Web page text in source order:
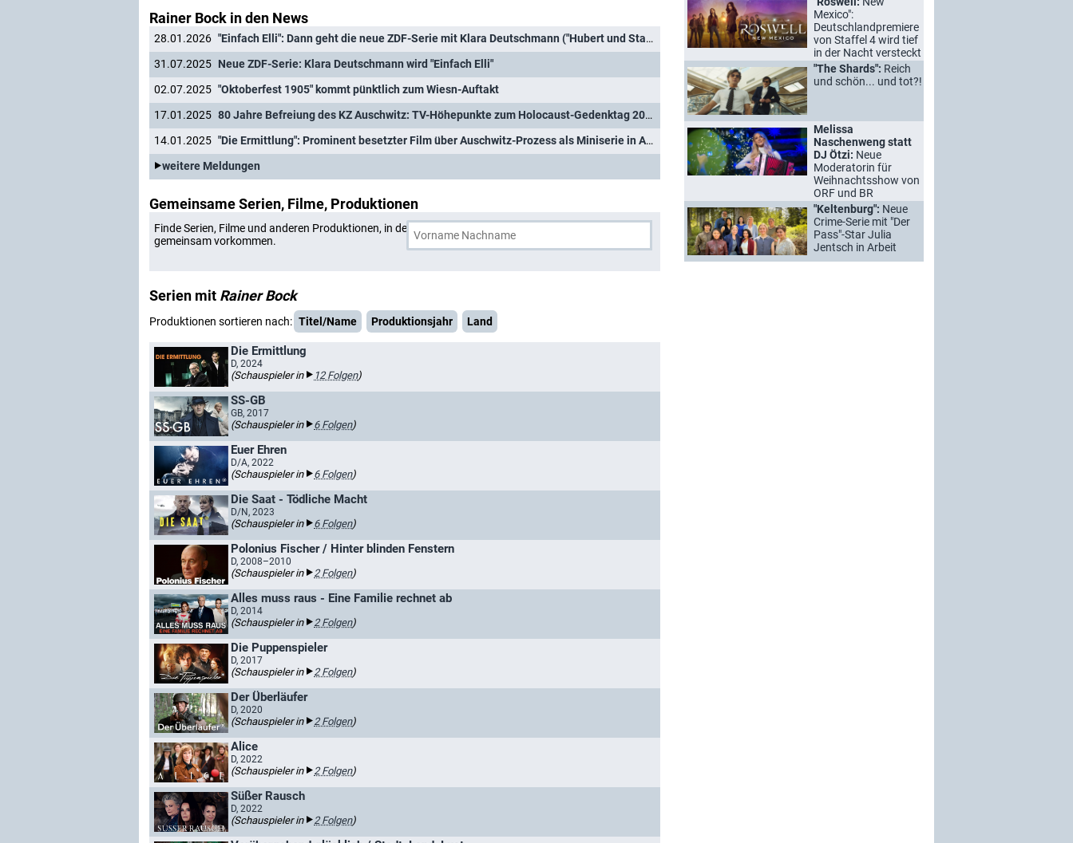
Rainer Bock in den News
28.01.2026
"Einfach Elli": Dann geht die neue ZDF-Serie mit Klara Deutschmann ("Hubert und Staller") an den Start
31.07.2025 Neue ZDF-Serie: Klara Deutschmann wird "Einfach Elli"
02.07.2025 "Oktoberfest 1905" kommt pünktlich zum Wiesn-Auftakt
17.01.2025
80 Jahre Befreiung des KZ Auschwitz: TV-Höhepunkte zum Holocaust-Gedenktag 2025
14.01.2025
"Die Ermittlung": Prominent besetzter Film über Auschwitz-Prozess als Miniserie in ARD Mediathek
weitere Meldungen
Gemeinsame Serien, Filme, Produktionen
Finde Serien, Filme und anderen Produktionen, in denen Rainer Bock
gemeinsam vorkommen.
Serien mit Rainer Bock
Produktionen sortieren nach: Titel/Name Produktionsjahr Land
Die Ermittlung
D, 2024
(Schauspieler in 12 Folgen)
SS-GB
GB, 2017
(Schauspieler in 6 Folgen)
Euer Ehren
D/A, 2022
(Schauspieler in 6 Folgen)
Die Saat - Tödliche Macht
D/N, 2023
(Schauspieler in 6 Folgen)
Polonius Fischer / Hinter blinden Fenstern
D, 2008–2010
(Schauspieler in 2 Folgen)
Alles muss raus - Eine Familie rechnet ab
D, 2014
(Schauspieler in 2 Folgen)
Die Puppenspieler
D, 2017
(Schauspieler in 2 Folgen)
Der Überläufer
D, 2020
(Schauspieler in 2 Folgen)
Alice
D, 2022
(Schauspieler in 2 Folgen)
Süßer Rausch
D, 2022
(Schauspieler in 2 Folgen)
Mexico":
Deutschlandpremiere
von Staffel 4 wird tief
in der Nacht versteckt
"The Shards": Reich
und schön... und tot?!
Melissa
Naschenweng statt
DJ Ötzi: Neue
Moderatorin für
Weihnachtsshow von
ORF und BR
"Keltenburg": Neue
Crime-Serie mit "Der
Pass"-Star Julia
Jentsch in Arbeit